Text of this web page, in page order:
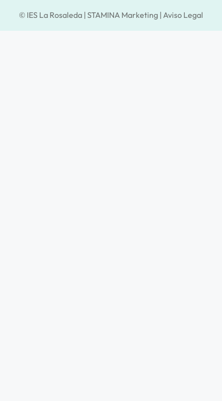
© IES La Rosaleda | STAMINA Marketing | Aviso Legal